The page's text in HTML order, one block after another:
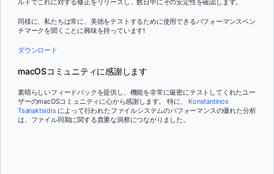
ルドでこれに対する修正をリリースし、数日中にその安定性を確認します。
同様に、私たちは常に、美徳をテストするために使用できるパフォーマンスベン
チマークを聞くことに興味を持っています!
ダウンロード
macOSコミュニティに感謝します
素晴らしいフィードバックを提供し、機能を非常に厳密にテストしてくれたユー
ザーのmacOSコミュニティに心から感謝します。 特に、 Konstantinos
Tsanaktsidisによって行われたファイルシステムのパフォーマンスの優れた分析
は、ファイル同期に関する貴重な洞察につながりました。